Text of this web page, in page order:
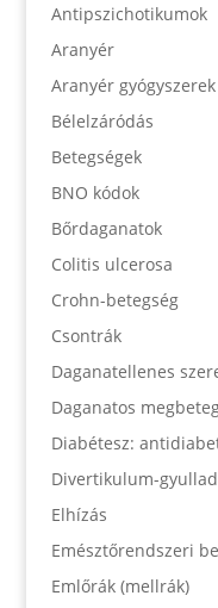
Antipszichotikumok
Aranyér
Aranyér gyógyszerek
Bélelzáródás
Betegségek
BNO kódok
Bőrdaganatok
Colitis ulcerosa
Crohn-betegség
Csontrák
Daganatellenes
Daganatos
Diabétesz:
Divertikulum-
Elhízás
Emésztőrendszeri
Emlőrák (mellrák)